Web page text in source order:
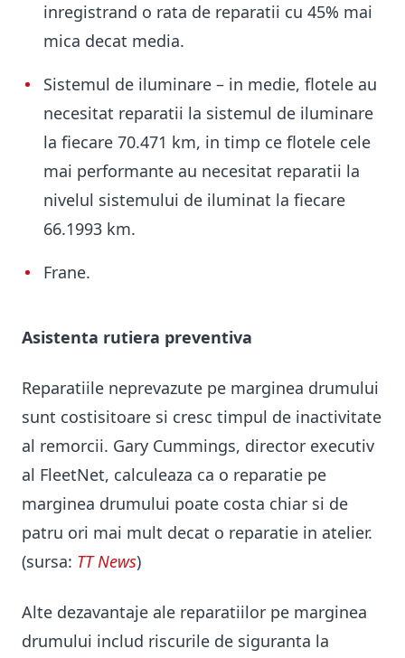
inregistrand o rata de reparatii cu 45% mai
mica decat media.
Sistemul de iluminare – in medie, flotele au
necesitat reparatii la sistemul de iluminare
la fiecare 70.471 km, in timp ce flotele cele
mai performante au necesitat reparatii la
nivelul sistemului de iluminat la fiecare
66.1993 km.
Frane.
Asistenta rutiera preventiva
Reparatiile neprevazute pe marginea drumului
sunt costisitoare si cresc timpul de inactivitate
al remorcii. Gary Cummings, director executiv
al FleetNet, calculeaza ca o reparatie pe
marginea drumului poate costa chiar si de
patru ori mai mult decat o reparatie in atelier.
(sursa: TT News)
Alte dezavantaje ale reparatiilor pe marginea
drumului includ riscurile de siguranta la